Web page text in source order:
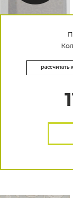
рассчитать